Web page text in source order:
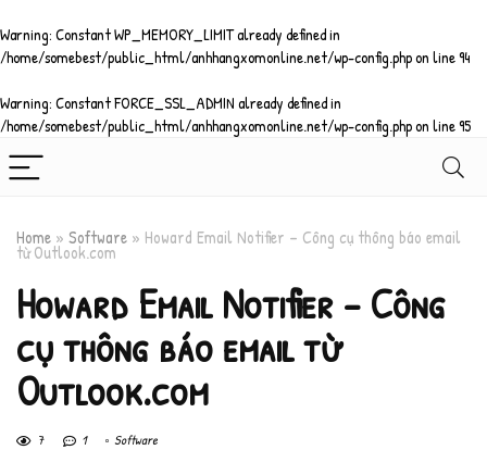
Warning: Constant WP_MEMORY_LIMIT already defined in
/home/somebest/public_html/anhhangxomonline.net/wp-config.phpon line94
Warning: Constant FORCE_SSL_ADMIN already defined in
/home/somebest/public_html/anhhangxomonline.net/wp-config.phpon line95
Home » Software » Howard Email Notifier – Công cụ thông báo email
từ Outlook.com
Howard Email Notifier – Công
cụ thông báo email từ
Outlook.com
7 1 Software